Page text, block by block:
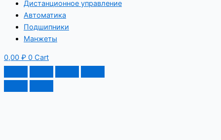
Дистанционное управление
Автоматика
Подшипники
Манжеты
0,00 ₽ 0 Cart